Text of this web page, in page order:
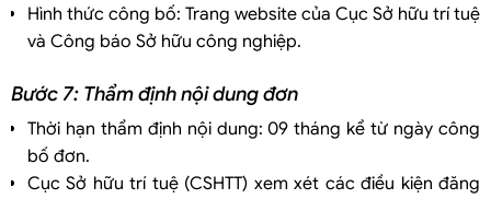
Hình thức công bố: Trang website của Cục Sở hữu trí tuệ
và Công báo Sở hữu công nghiệp.
Bước 7: Thẩm định nội dung đơn
Thời hạn thẩm định nội dung: 09 tháng kể từ ngày công
bố đơn.
Cục Sở hữu trí tuệ (CSHTT) xem xét các điều kiện đăng